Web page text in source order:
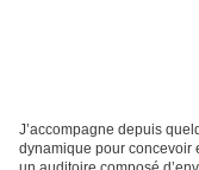
J’accompagne depuis
dynamique pour concevoir